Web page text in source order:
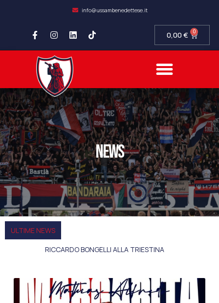
info@ussambenedettese.it
0,00€ 0
news
ULTIME NEWS
RICCARDO BONGELLI ALLA TRIESTINA